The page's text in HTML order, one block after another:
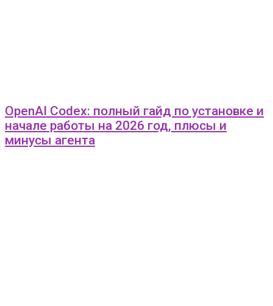
OpenAI Codex: полный гайд по установке и
начале работы на 2026 год, плюсы и
минусы агента